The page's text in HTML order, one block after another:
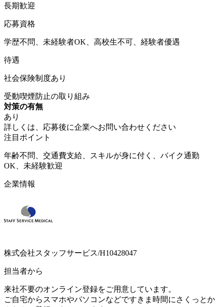
長期歓迎
応募資格
学歴不問、未経験者OK、高校生不可、経験者優遇
待遇
社会保険制度あり
受動喫煙防止の取り組み
対策の有無
あり
詳しくは、応募後に企業へお問い合わせください
注目ポイント
年齢不問、交通費支給、スキルが身に付く、バイク通勤
OK、未経験歓迎
企業情報
株式会社スタッフサービス/H10428047
担当者から
来社不要のオンライン登録をご用意しています。
ご自宅からスマホやパソコンなどですきま時間にさくっとか